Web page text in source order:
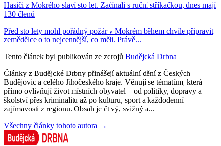
Hasiči z Mokrého slaví sto let. Začínali s ruční stříkačkou, dnes mají
130 členů
Před sto lety mohl pořádný požár v Mokrém během chvíle připravit
zemědělce o to nejcennější, co měli. Právě...
Tento článek byl publikován ze zdrojů Budějcká Drbna
Články z Budějcké Drbny přinášejí aktuální dění z Českých
Budějovic a celého Jihočeského kraje. Věnují se tématům, která
přímo ovlivňují život místních obyvatel – od politiky, dopravy a
školství přes kriminalitu až po kulturu, sport a každodenní
zajímavosti z regionu. Obsah je čtivý, svižný a...
Všechny články tohoto autora →